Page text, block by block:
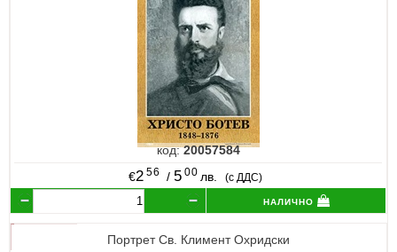
код:20057584
€2 56 / 5 00 лв. (с ДДС)
налично
Портрет Св. Климент Охридски